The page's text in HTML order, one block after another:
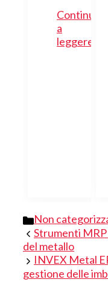
Continua
a
leggere
Categorie
Non
Strumenti
del metallo
INVEX Metal
gestione delle